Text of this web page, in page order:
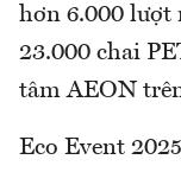
hơn 6.000 lượt
23.000 chai
tâm AEON
Eco Event